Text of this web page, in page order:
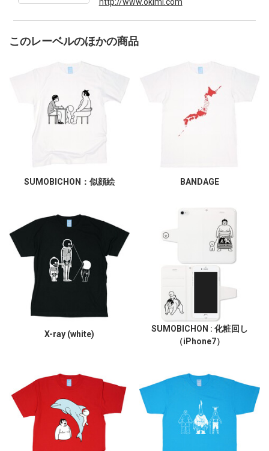
このレーベルのほかの商品
SUMOBICHON：似顔絵 BANDAGE
X-ray (white)
SUMOBICHON : 化粧回し
（iPhone7）